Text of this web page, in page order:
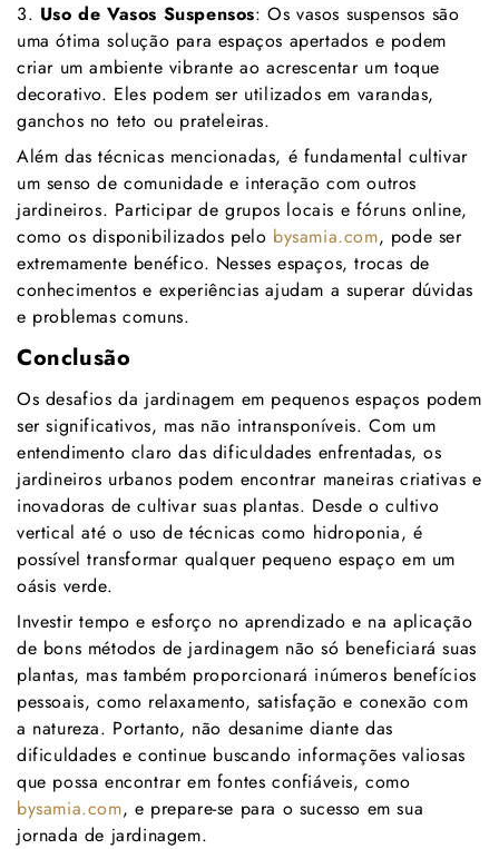
3. Uso de Vasos Suspensos: Os vasos suspensos são
uma ótima solução para espaços apertados e podem
criar um ambiente vibrante ao acrescentar um toque
decorativo. Eles podem ser utilizados em varandas,
ganchos no teto ou prateleiras.
Além das técnicas mencionadas, é fundamental cultivar
um senso de comunidade e interação com outros
jardineiros. Participar de grupos locais e fóruns online,
como os disponibilizados pelo bysamia.com, pode ser
extremamente benéfico. Nesses espaços, trocas de
conhecimentos e experiências ajudam a superar dúvidas
e problemas comuns.
Conclusão
Os desafios da jardinagem em pequenos espaços podem
ser significativos, mas não intransponíveis. Com um
entendimento claro das dificuldades enfrentadas, os
jardineiros urbanos podem encontrar maneiras criativas e
inovadoras de cultivar suas plantas. Desde o cultivo
vertical até o uso de técnicas como hidroponia, é
possível transformar qualquer pequeno espaço em um
oásis verde.
Investir tempo e esforço no aprendizado e na aplicação
de bons métodos de jardinagem não só beneficiará suas
plantas, mas também proporcionará inúmeros benefícios
pessoais, como relaxamento, satisfação e conexão com
a natureza. Portanto, não desanime diante das
dificuldades e continue buscando informações valiosas
que possa encontrar em fontes confiáveis, como
bysamia.com, e prepare-se para o sucesso em sua
jornada de jardinagem.